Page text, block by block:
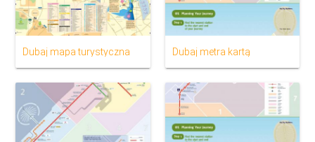
Dubaj mapa turystyczna Dubaj metra kartą